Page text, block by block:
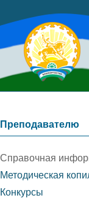
Преподавателю
Справочная
Методическая
Конкурсы